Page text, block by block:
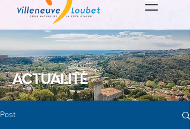
ACTUALITÉ
Post